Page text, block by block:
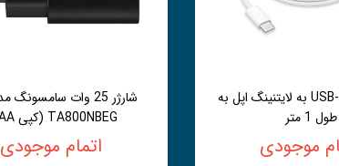
کابل تبدیل USB-C به لایتنینگ اپل به
طول 1 متر
موجودی
TA800NBEG (کپی AAA)
اتمام موجودی